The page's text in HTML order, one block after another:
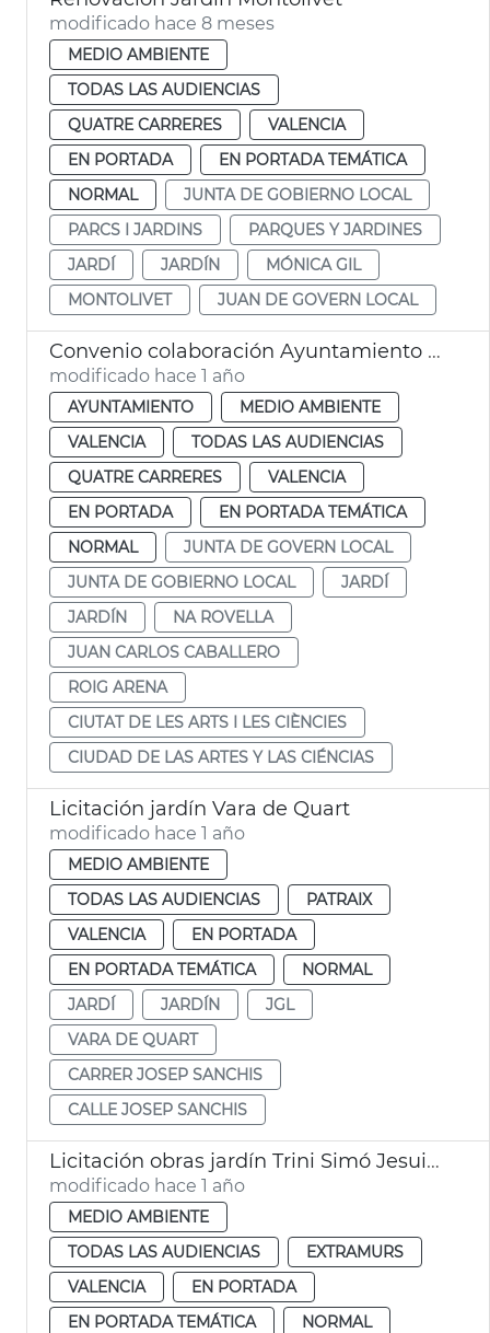
modificado hace 8 meses
MEDIO AMBIENTE
TODAS LAS AUDIENCIAS
QUATRE CARRERES
VALENCIA
EN PORTADA
EN PORTADA TEMÁTICA
NORMAL
JUNTA DE GOBIERNO LOCAL
PARCS I JARDINS
PARQUES Y JARDINES
JARDÍ
JARDÍN
MÓNICA GIL
MONTOLIVET
JUAN DE GOVERN LOCAL
Convenio colaboración Ayuntamiento - Roig Arena gestión jardín València
modificado hace 1 año
AYUNTAMIENTO
MEDIO AMBIENTE
VALENCIA
TODAS LAS AUDIENCIAS
QUATRE CARRERES
VALENCIA
EN PORTADA
EN PORTADA TEMÁTICA
NORMAL
JUNTA DE GOVERN LOCAL
JUNTA DE GOBIERNO LOCAL
JARDÍ
JARDÍN
NA ROVELLA
JUAN CARLOS CABALLERO
ROIG ARENA
CIUTAT DE LES ARTS I LES CIÈNCIES
CIUDAD DE LAS ARTES Y LAS CIÉNCIAS
Licitación jardín Vara de Quart
modificado hace 1 año
MEDIO AMBIENTE
TODAS LAS AUDIENCIAS
PATRAIX
VALENCIA
EN PORTADA
EN PORTADA TEMÁTICA
NORMAL
JARDÍ
JARDÍN
JGL
VARA DE QUART
CARRER JOSEP SANCHIS
CALLE JOSEP SANCHIS
Licitación obras jardín Trini Simó Jesuitas
modificado hace 1 año
MEDIO AMBIENTE
TODAS LAS AUDIENCIAS
EXTRAMURS
VALENCIA
EN PORTADA
EN PORTADA TEMÁTICA
NORMAL